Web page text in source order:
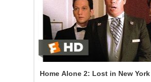
Home Alone 2: Lost in New